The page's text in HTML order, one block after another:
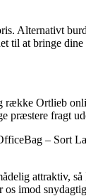
Alternativt
til at bringe
række Ortlieb
præstere fragt
– Sort
attraktiv,
imod